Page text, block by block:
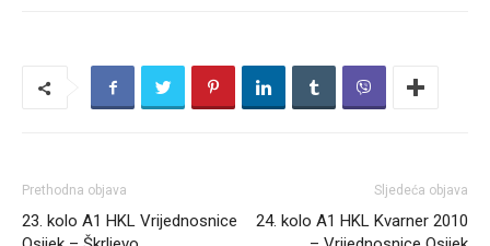
Prethodna objava
23. kolo A1 HKL Vrijednosnice
Sljedeća objava
24. kolo A1 HKL Kvarner 2010